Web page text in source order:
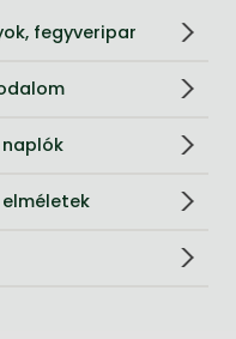
fegyveripar
naplók